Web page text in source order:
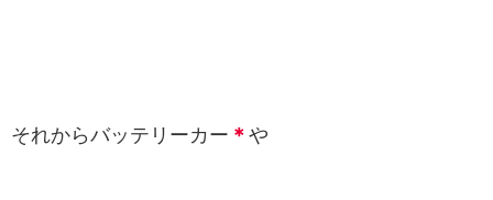
それからバッテリーカー ＊ や